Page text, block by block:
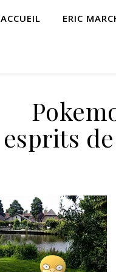
ACCUEIL ERIC
esprits